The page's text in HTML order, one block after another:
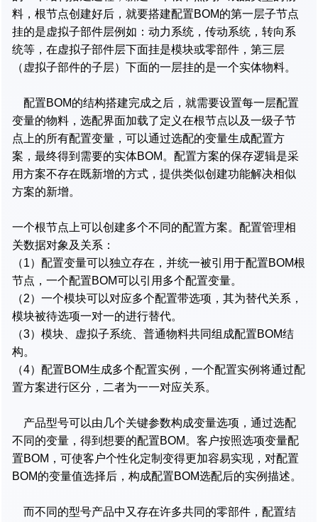
料，根节点创建好后，就要搭建配置BOM的第一层子节点
挂的是虚拟子部件层例如：动力系统，传动系统，转向系
统等，在虚拟子部件层下面挂是模块或零部件，第三层
（虚拟子部件的子层）下面的一层挂的是一个实体物料。
配置BOM的结构搭建完成之后，就需要设置每一层配置
变量的物料，选配界面加载了定义在根节点以及一级子节
点上的所有配置变量，可以通过选配的变量生成配置方
案，最终得到需要的实体BOM。配置方案的保存逻辑是采
用方案不存在既新增的方式，提供类似创建功能解决相似
方案的新增。
一个根节点上可以创建多个不同的配置方案。配置管理相
关数据对象及关系：
（1）配置变量可以独立存在，并统一被引用于配置BOM根
节点，一个配置BOM可以引用多个配置变量。
（2）一个模块可以对应多个配置带选项，其为替代关系，
模块被待选项一对一的进行替代。
（3）模块、虚拟子系统、普通物料共同组成配置BOM结
构。
（4）配置BOM生成多个配置实例，一个配置实例将通过配
置方案进行区分，二者为一一对应关系。
产品型号可以由几个关键参数构成变量选项，通过选配
不同的变量，得到想要的配置BOM。客户按照选项变量配
置BOM，可使客户个性化定制变得更加容易实现，对配置
BOM的变量值选择后，构成配置BOM选配后的实例描述。
而不同的型号产品中又存在许多共同的零部件，配置结